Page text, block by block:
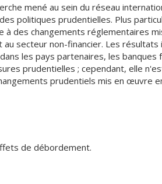
mené au sein du réseau
politiques prudentielles. Plus
des changements réglementaires
secteur non-financier. Les
les pays partenaires, les banques
prudentielles ; cependant, elle
prudentiels mis en œuvre
de débordement.